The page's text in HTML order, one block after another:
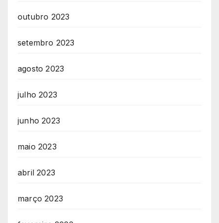
outubro 2023
setembro 2023
agosto 2023
julho 2023
junho 2023
maio 2023
abril 2023
março 2023